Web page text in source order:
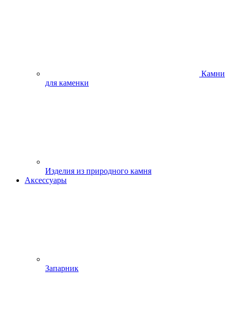
Камни
для каменки
Изделия из природного камня
Аксессуары
Запарник